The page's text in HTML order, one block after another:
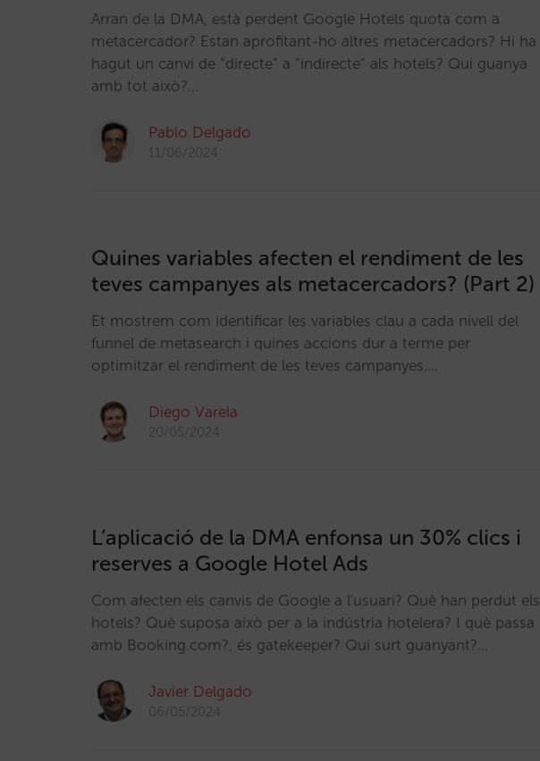
Arran de la DMA, està perdent Google Hotels quota com a
metacercador? Estan aprofitant-ho altres metacercadors? Hi ha
hagut un canvi de “directe” a “indirecte” als hotels? Qui guanya
amb tot això?…
Pablo Delgado
11/06/2024
Quines variables afecten el rendiment de les
teves campanyes als metacercadors? (Part 2)
Et mostrem com identificar les variables clau a cada nivell del
funnel de metasearch i quines accions dur a terme per
optimitzar el rendiment de les teves campanyes.…
Diego Varela
20/05/2024
L’aplicació de la DMA enfonsa un 30% clics i
reserves a Google Hotel Ads
Com afecten els canvis de Google a l'usuari? Què han perdut els
hotels? Què suposa això per a la indústria hotelera? I què passa
amb Booking.com?, és gatekeeper? Qui surt guanyant?…
Javier Delgado
06/05/2024